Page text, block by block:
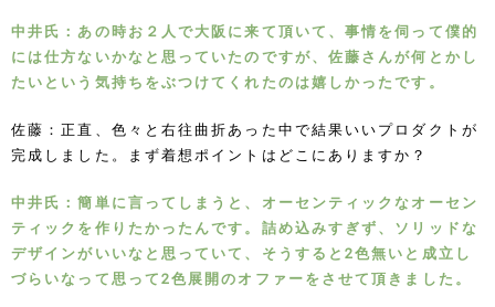
中井氏：あの時お２人で大阪に来て頂いて、事情を伺って僕的
には仕方ないかなと思っていたのですが、佐藤さんが何とかし
たいという気持ちをぶつけてくれたのは嬉しかったです。
佐藤：正直、色々と右往曲折あった中で結果いいプロダクトが
完成しました。まず着想ポイントはどこにありますか？
中井氏：簡単に言ってしまうと、オーセンティックなオーセン
ティックを作りたかったんです。詰め込みすぎず、ソリッドな
デザインがいいなと思っていて、そうすると2色無いと成立し
づらいなって思って2色展開のオファーをさせて頂きました。